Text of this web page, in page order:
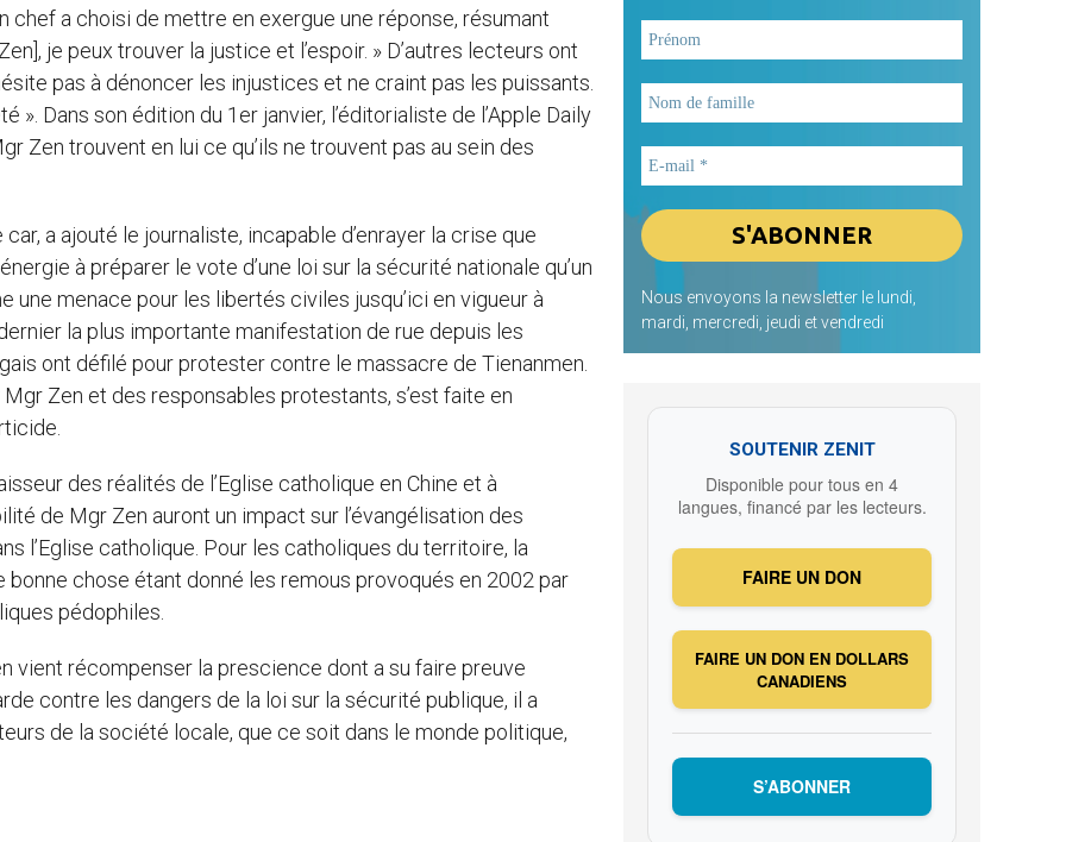
a choisi de mettre en exergue une réponse, résumant
je peux trouver la justice et l’espoir. » D’autres lecteurs ont
pas à dénoncer les injustices et ne craint pas les puissants.
». Dans son édition du 1er janvier, l’éditorialiste de l’Apple Daily
Zen trouvent en lui ce qu’ils ne trouvent pas au sein des
a ajouté le journaliste, incapable d’enrayer la crise que
à préparer le vote d’une loi sur la sécurité nationale qu’un
menace pour les libertés civiles jusqu’ici en vigueur à
la plus importante manifestation de rue depuis les
ont défilé pour protester contre le massacre de Tienanmen.
Zen et des responsables protestants, s’est faite en
des réalités de l’Eglise catholique en Chine et à
de Mgr Zen auront un impact sur l’évangélisation des
l’Eglise catholique. Pour les catholiques du territoire, la
chose étant donné les remous provoqués en 2002 par
pédophiles.
vient récompenser la prescience dont a su faire preuve
contre les dangers de la loi sur la sécurité publique, il a
de la société locale, que ce soit dans le monde politique,
Nous envoyons la newsletter le lundi,
mardi, mercredi, jeudi et vendredi
SOUTENIR ZENIT
Disponible pour tous en 4
langues, financé par les lecteurs.
FAIRE UN DON
FAIRE UN DON EN DOLLARS
CANADIENS
S’ABONNER